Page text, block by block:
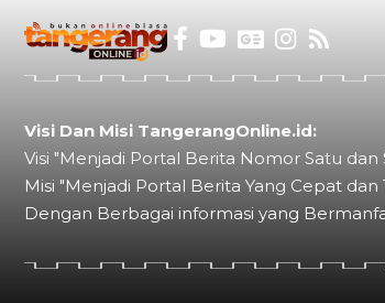
Visi Dan Misi TangerangOnline.id:
Visi "Menjadi Portal Berita Nomor Satu dan
Misi "Menjadi Portal Berita Yang Cepat
Dengan Berbagai informasi yang